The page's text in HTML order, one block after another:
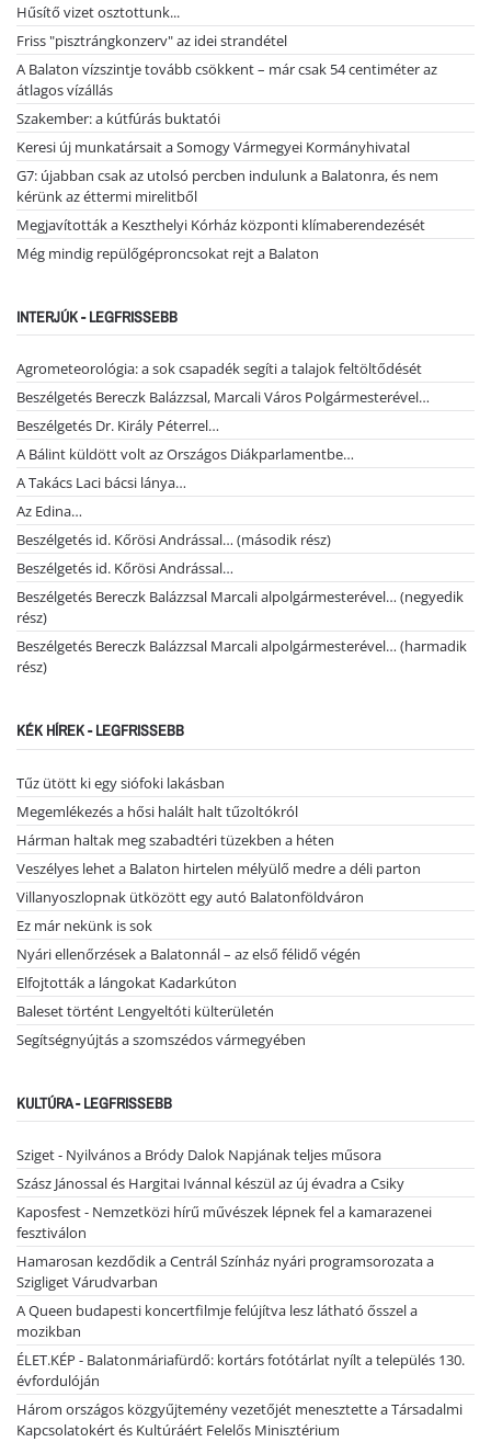
Hűsítő vizet osztottunk...
Friss "pisztrángkonzerv" az idei strandétel
A Balaton vízszintje tovább csökkent – már csak 54 centiméter az
átlagos vízállás
Szakember: a kútfúrás buktatói
Keresi új munkatársait a Somogy Vármegyei Kormányhivatal
G7: újabban csak az utolsó percben indulunk a Balatonra, és nem
kérünk az éttermi mirelitből
Megjavították a Keszthelyi Kórház központi klímaberendezését
Még mindig repülőgéproncsokat rejt a Balaton
INTERJÚK - LEGFRISSEBB
Agrometeorológia: a sok csapadék segíti a talajok feltöltődését
Beszélgetés Bereczk Balázzsal, Marcali Város Polgármesterével…
Beszélgetés Dr. Király Péterrel…
A Bálint küldött volt az Országos Diákparlamentbe…
A Takács Laci bácsi lánya…
Az Edina…
Beszélgetés id. Kőrösi Andrással… (második rész)
Beszélgetés id. Kőrösi Andrással…
Beszélgetés Bereczk Balázzsal Marcali alpolgármesterével… (negyedik
rész)
Beszélgetés Bereczk Balázzsal Marcali alpolgármesterével… (harmadik
rész)
KÉK HÍREK - LEGFRISSEBB
Tűz ütött ki egy siófoki lakásban
Megemlékezés a hősi halált halt tűzoltókról
Hárman haltak meg szabadtéri tüzekben a héten
Veszélyes lehet a Balaton hirtelen mélyülő medre a déli parton
Villanyoszlopnak ütközött egy autó Balatonföldváron
Ez már nekünk is sok
Nyári ellenőrzések a Balatonnál – az első félidő végén
Elfojtották a lángokat Kadarkúton
Baleset történt Lengyeltóti külterületén
Segítségnyújtás a szomszédos vármegyében
KULTÚRA - LEGFRISSEBB
Sziget - Nyilvános a Bródy Dalok Napjának teljes műsora
Szász Jánossal és Hargitai Ivánnal készül az új évadra a Csiky
Kaposfest - Nemzetközi hírű művészek lépnek fel a kamarazenei
fesztiválon
Hamarosan kezdődik a Centrál Színház nyári programsorozata a
Szigliget Várudvarban
A Queen budapesti koncertfilmje felújítva lesz látható ősszel a
mozikban
ÉLET.KÉP - Balatonmáriafürdő: kortárs fotótárlat nyílt a település 130.
évfordulóján
Három országos közgyűjtemény vezetőjét menesztette a Társadalmi
Kapcsolatokért és Kultúráért Felelős Minisztérium